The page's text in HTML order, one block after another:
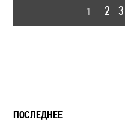
1 2 3
ПОСЛЕДНЕЕ